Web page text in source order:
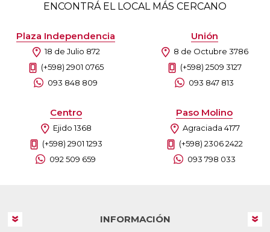
ENCONTRÁ EL LOCAL MÁS CERCANO
Plaza Independencia
18 de Julio 872
(+598) 2901 0765
093 848 809
Unión
8 de Octubre 3786
(+598) 2509 3127
093 847 813
Centro
Ejido 1368
(+598) 2901 1293
092 509 659
Paso Molino
Agraciada 4177
(+598) 2306 2422
093 798 033
INFORMACIÓN